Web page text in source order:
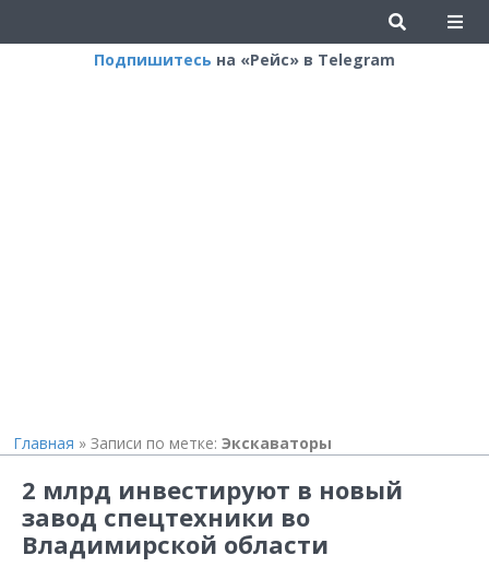
Подпишитесь на «Рейс» в Telegram
Главная » Записи по метке: Экскаваторы
2 млрд инвестируют в новый
завод спецтехники во
Владимирской области